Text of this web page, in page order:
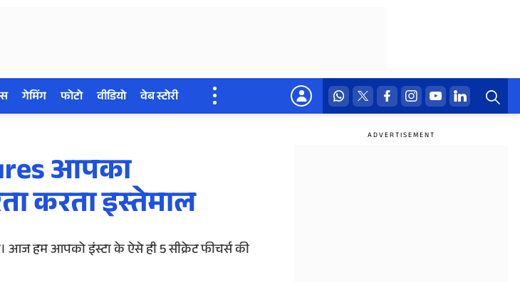
गेमिंग फोटो वीडियो वेब स्टोरी
आपका
करता इस्तेमाल
आज हम आपको इंस्टा के ऐसे ही 5 सीक्रेट फीचर्स की